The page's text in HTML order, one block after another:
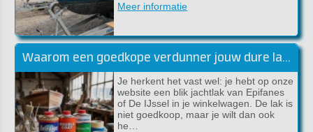
Meer informatie
Waarom een goedkope verdunner jouw dure lakwerk kan verpesten
Je herkent het vast wel: je hebt op onze
website een blik jachtlak van Epifanes
of De IJssel in je winkelwagen. De lak is
niet goedkoop, maar je wilt dan ook
he…